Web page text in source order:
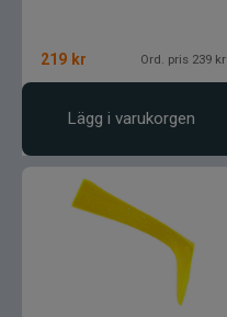
219 kr Ord. pris 239 kr
Lägg i varukorgen